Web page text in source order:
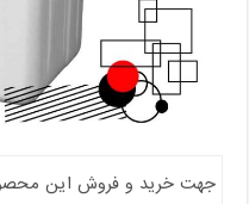
جهت خرید و فروش این محصول